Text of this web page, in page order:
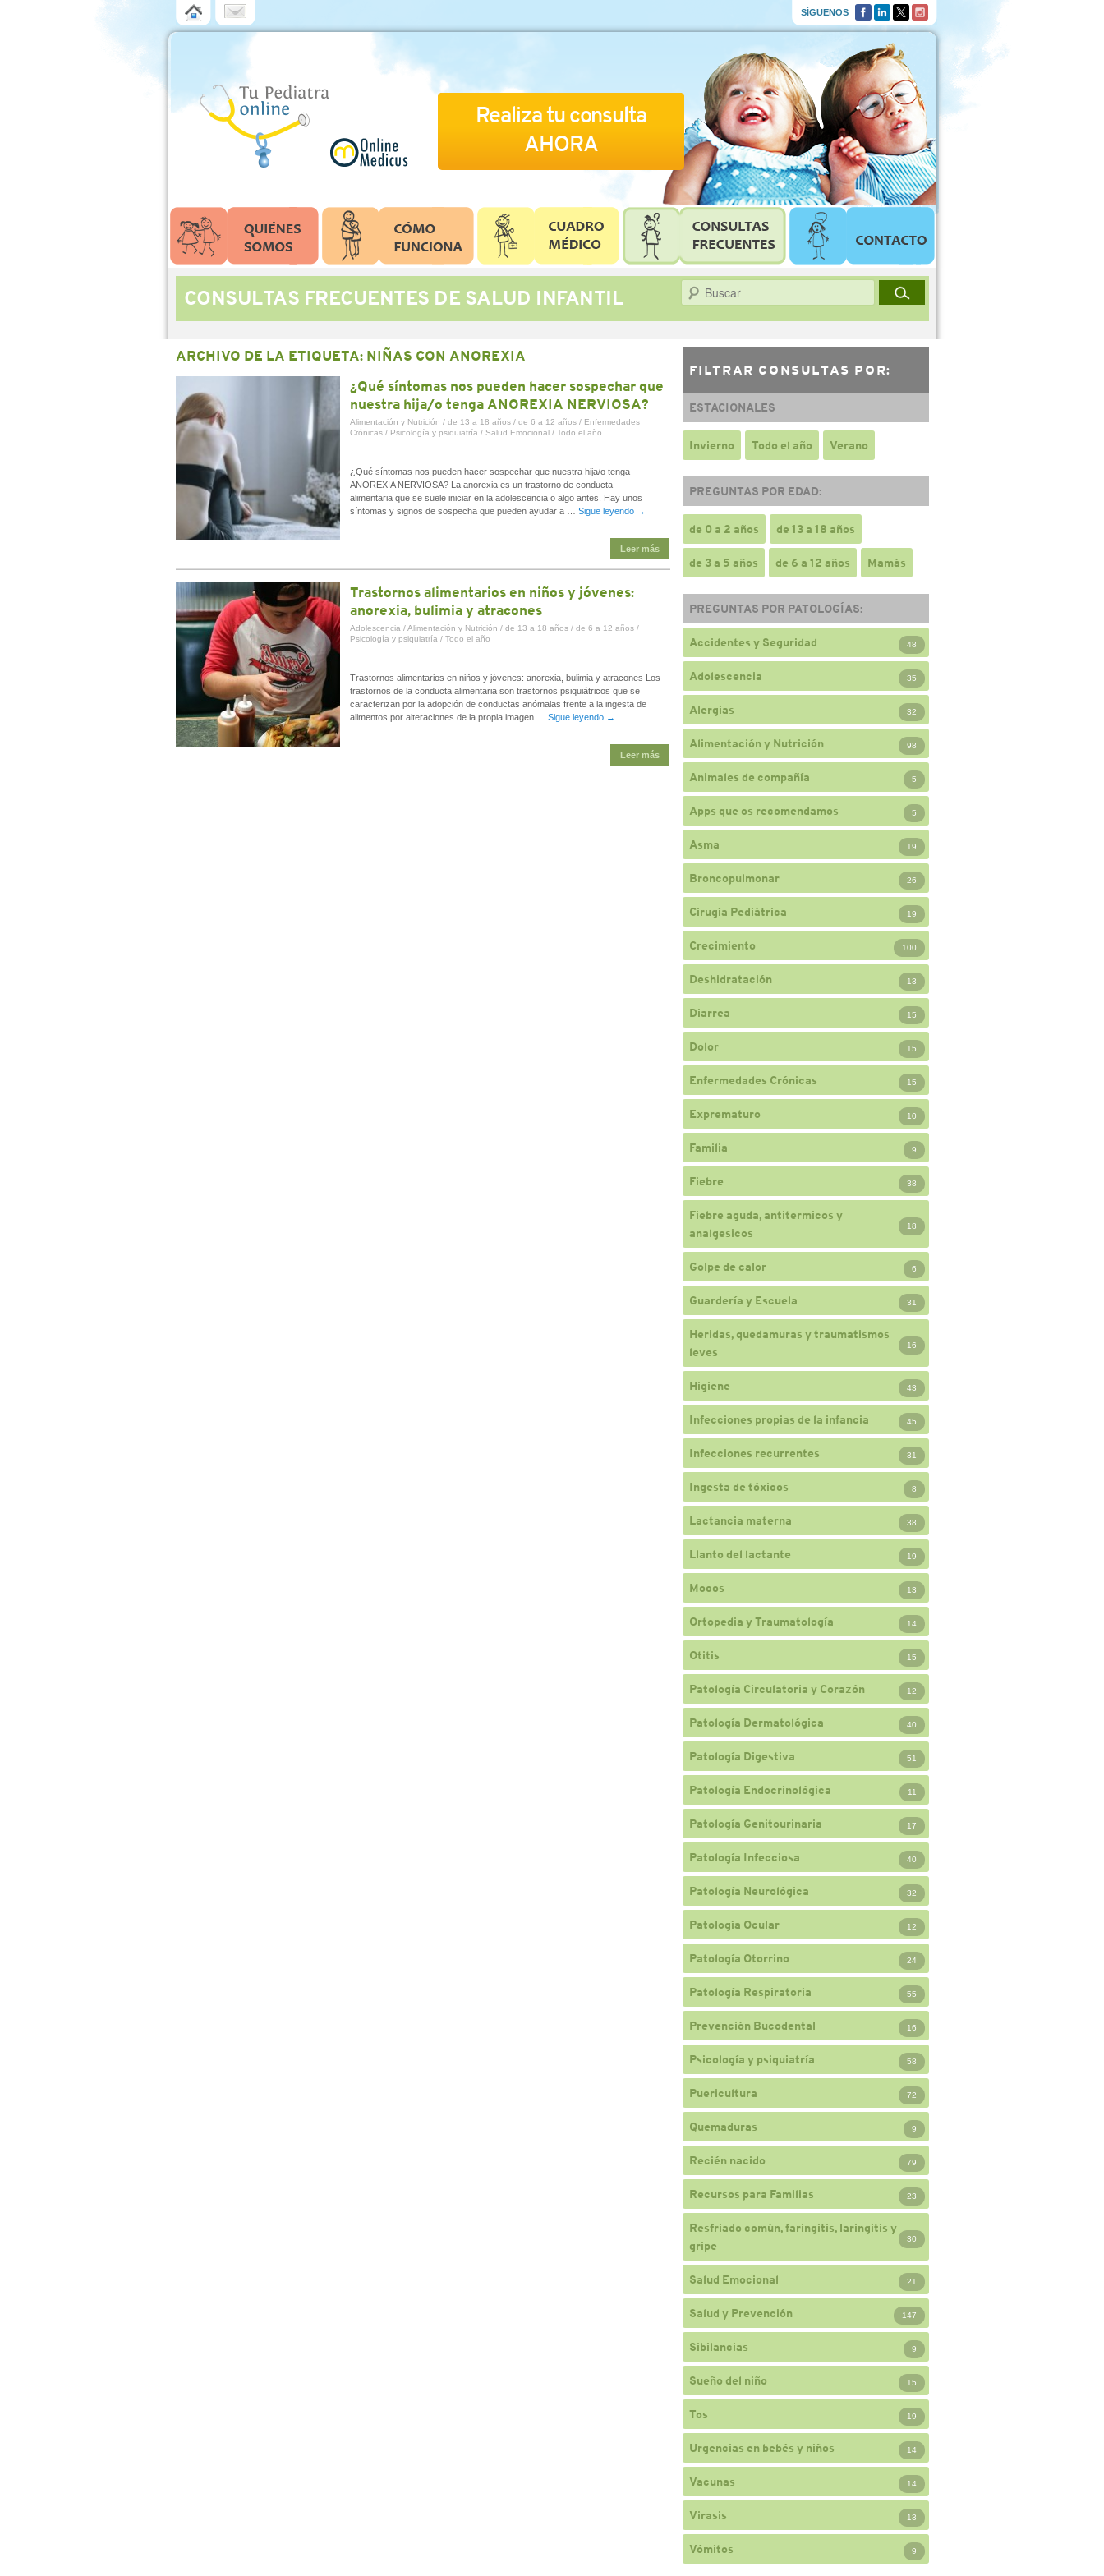
SÍGUENOS
Realiza tu consulta
AHORA
CONSULTAS FRECUENTES DE SALUD INFANTIL Buscar
ARCHIVO DE LA ETIQUETA: NIÑAS CON ANOREXIA
¿Qué síntomas nos pueden hacer sospechar que
nuestra hija/o tenga ANOREXIA NERVIOSA?
Alimentación y Nutrición / de 13 a 18 años/ de 6 a 12 años/ Enfermedades
Crónicas/ Psicología y psiquiatría / Salud Emocional/ Todo el año
¿Qué síntomas nos pueden hacer sospechar que nuestra hija/o tenga
ANOREXIA NERVIOSA? La anorexia es un trastorno de conducta
alimentaria que se suele iniciar en la adolescencia o algo antes. Hay unos
síntomas y signos de sospecha que pueden ayudar a … Sigue leyendo →
Leer más
Trastornos alimentarios en niños y jóvenes:
anorexia, bulimia y atracones
Adolescencia /Alimentación y Nutrición / de 13 a 18 años/ de 6 a 12 años/
Psicología y psiquiatría / Todo el año
Trastornos alimentarios en niños y jóvenes: anorexia, bulimia y atracones Los
trastornos de la conducta alimentaria son trastornos psiquiátricos que se
caracterizan por la adopción de conductas anómalas frente a la ingesta de
alimentos por alteraciones de la propia imagen … Sigue leyendo →
Leer más
FILTRAR CONSULTAS POR:
ESTACIONALES
Invierno Todo el año Verano
PREGUNTAS POR EDAD:
de 0 a 2 años de 13 a 18 años
de 3 a 5 años de 6 a 12 años Mamás
PREGUNTAS POR PATOLOGÍAS:
Accidentes y Seguridad 48
Adolescencia 35
Alergias 32
Alimentación y Nutrición 98
Animales de compañía 5
Apps que os recomendamos 5
Asma 19
Broncopulmonar 26
Cirugía Pediátrica 19
Crecimiento 100
Deshidratación 13
Diarrea 15
Dolor 15
Enfermedades Crónicas 15
Exprematuro 10
Familia 9
Fiebre 38
Fiebre aguda, antitermicos y
analgesicos
18
Golpe de calor 6
Guardería y Escuela 31
Heridas, quedamuras y traumatismos
leves
16
Higiene 43
Infecciones propias de la infancia 45
Infecciones recurrentes 31
Ingesta de tóxicos 8
Lactancia materna 38
Llanto del lactante 19
Mocos 13
Ortopedia y Traumatología 14
Otitis 15
Patología Circulatoria y Corazón 12
Patología Dermatológica 40
Patología Digestiva 51
Patología Endocrinológica 11
Patología Genitourinaria 17
Patología Infecciosa 40
Patología Neurológica 32
Patología Ocular 12
Patología Otorrino 24
Patología Respiratoria 55
Prevención Bucodental 16
Psicología y psiquiatría 58
Puericultura 72
Quemaduras 9
Recién nacido 79
Recursos para Familias 23
Resfriado común, faringitis, laringitis y
gripe
30
Salud Emocional 21
Salud y Prevención 147
Sibilancias 9
Sueño del niño 15
Tos 19
Urgencias en bebés y niños 14
Vacunas 14
Virasis 13
Vómitos 9